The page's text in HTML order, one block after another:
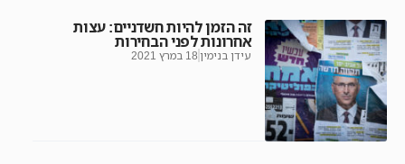
זה הזמן להיות חשדניים: עצות
אחרונות לפני הבחירות
עידן בנימין 18 במרץ 2021